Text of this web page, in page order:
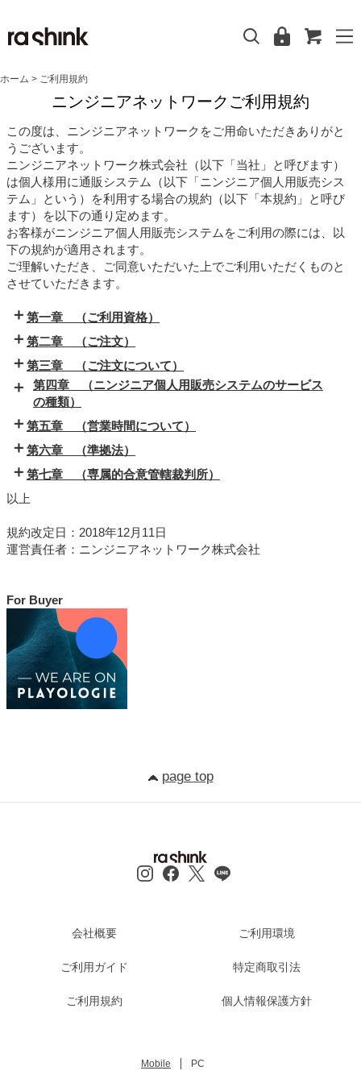
ホーム > ご利用規約
ニンジニアネットワークご利用規約
この度は、ニンジニアネットワークをご用命いただきありがと
うございます。
ニンジニアネットワーク株式会社（以下「当社」と呼びます）
は個人様用に通販システム（以下「ニンジニア個人用販売シス
テム」という）を利用する場合の規約（以下「本規約」と呼び
ます）を以下の通り定めます。
お客様がニンジニア個人用販売システムをご利用の際には、以
下の規約が適用されます。
ご理解いただき、ご同意いただいた上でご利用いただくものと
させていただきます。
第一章 （ご利用資格）
第二章 （ご注文）
第三章 （ご注文について）
第四章 （ニンジニア個人用販売システムのサービス
の種類）
第五章 （営業時間について）
第六章 （準拠法）
第七章 （専属的合意管轄裁判所）
以上
規約改定日：2018年12月11日
運営責任者：ニンジニアネットワーク株式会社
For Buyer
page top
会社概要
ご利用ガイド
ご利用規約
ご利用環境
特定商取引法
個人情報保護方針
Mobile PC